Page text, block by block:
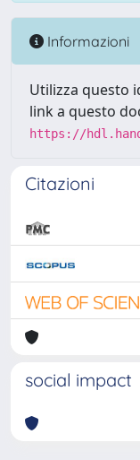
Informazioni
Utilizza questo
link a questo
https://
Citazioni
social impact